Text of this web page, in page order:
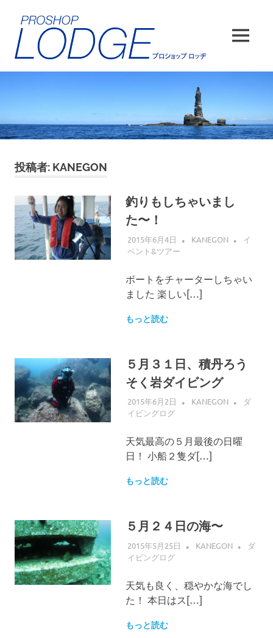
ッ
プ
MENU
投稿者: KANEGON
釣りもしちゃいまし
た〜！
2015年6月4日 KANEGON
イ
ベント&ツアー
ボートをチャーターしちゃい
ました 楽しい[…]
もっと読む
５月３１日、積丹ろう
そく岩ダイビング
2015年6月2日 KANEGON
ダ
イビングログ
天気最高の５月最後の日曜
日！ 小船２隻ダ[…]
もっと読む
５月２４日の海〜
2015年5月25日 KANEGON
ダ
イビングログ
天気も良く、穏やかな海でし
た！ 本日はス[…]
もっと読む